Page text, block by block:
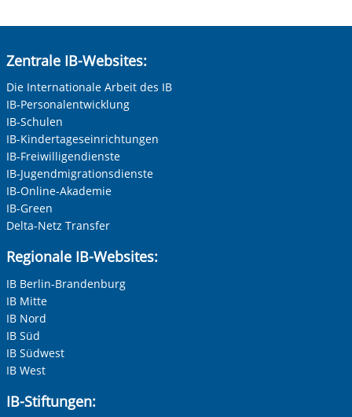
Zentrale IB-Websites:
Die Internationale Arbeit des IB
IB-Personalentwicklung
IB-Schulen
IB-Kindertageseinrichtungen
IB-Freiwilligendienste
IB-Jugendmigrationsdienste
IB-Online-Akademie
IB-Green
Delta-Netz Transfer
Regionale IB-Websites:
IB Berlin-Brandenburg
IB Mitte
IB Nord
IB Süd
IB Südwest
IB West
IB-Stiftungen: